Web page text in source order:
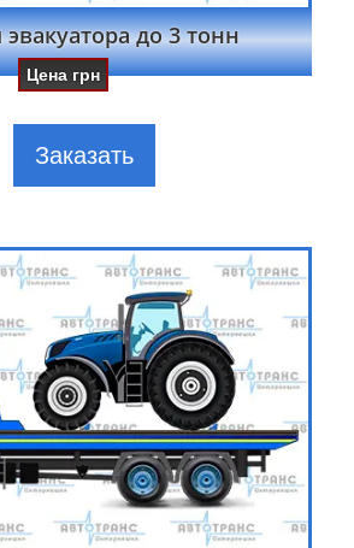
эвакуатора до 3 тонн
Цена грн
Заказать